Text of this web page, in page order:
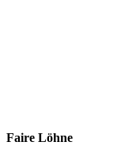
Faire Löhne